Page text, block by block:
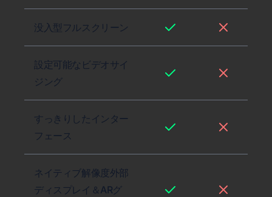
没入型フルスクリーン
設定可能なビデオサイ
ジング
すっきりしたインター
フェース
ネイティブ解像度外部
ディスプレイ＆ARグ